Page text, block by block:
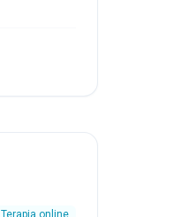
Terapia online